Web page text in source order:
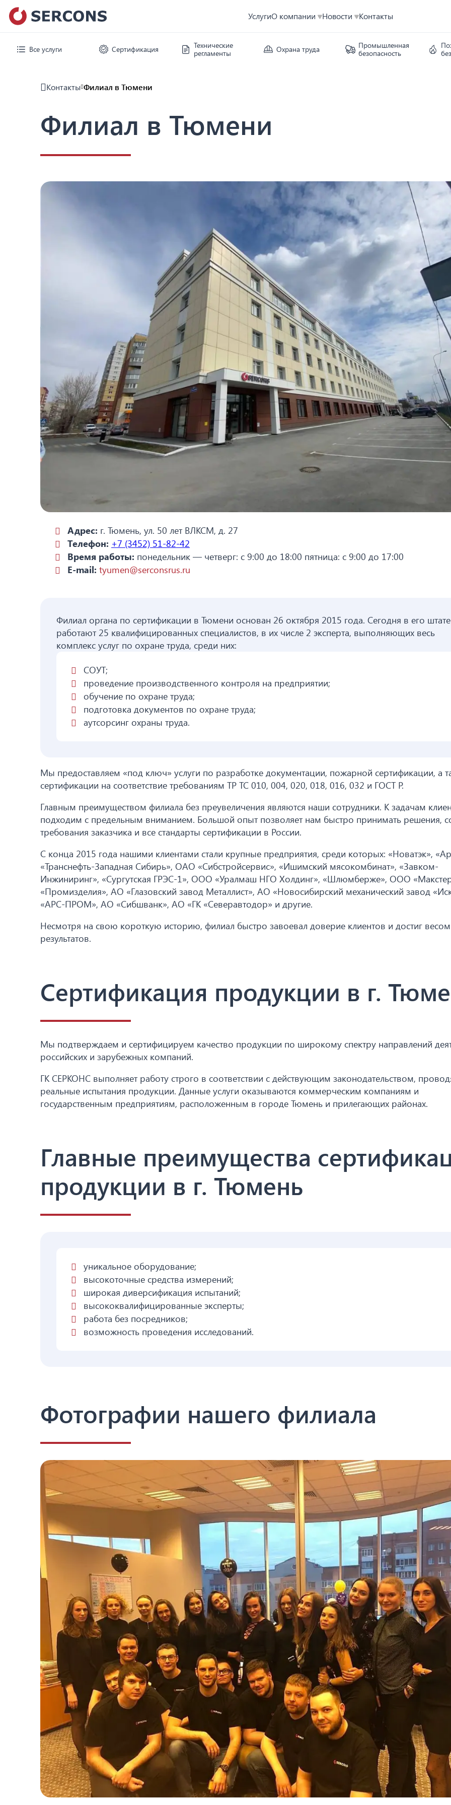
УслугиО компании Новости Контакты
Все услуги Сертификация
Технические
регламенты
Охрана труда
Промышленная
безопасность
Контакты Филиал в Тюмени
Филиал в Тюмени
Адрес: г. Тюмень, ул. 50 лет ВЛКСМ, д. 27
Телефон: +7 (3452) 51-82-42
Время работы: понедельник — четверг: с 9:00 до 18:00 пятница: с 9:00 до 17:00
E-mail: tyumen@serconsrus.ru
Филиал органа по сертификации в Тюмени основан 26 октября 2015 года. Сегодня в его штате
работают 25 квалифицированных специалистов, в их числе 2 эксперта, выполняющих весь
комплекс услуг по охране труда, среди них:
СОУТ;
проведение производственного контроля на предприятии;
обучение по охране труда;
подготовка документов по охране труда;
аутсорсинг охраны труда.
Мы предоставляем «под ключ» услуги по разработке документации, пожарной сертификации, а
сертификации на соответствие требованиям ТР ТС 010, 004, 020, 018, 016, 032 и ГОСТ Р.
Главным преимуществом филиала без преувеличения являются наши сотрудники. К задачам
подходим с предельным вниманием. Большой опыт позволяет нам быстро принимать решения,
требования заказчика и все стандарты сертификации в России.
С конца 2015 года нашими клиентами стали крупные предприятия, среди которых: «Новатэк»,
«Транснефть-Западная Сибирь», ОАО «Сибстройсервис», «Ишимский мясокомбинат», «Завком-
Инжиниринг», «Сургутская ГРЭС-1», ООО «Уралмаш НГО Холдинг», «Шлюмберже», ООО
«Промизделия», АО «Глазовский завод Металлист», АО «Новосибирский механический завод
«АРС-ПРОМ», АО «Сибшванк», АО «ГК «Северавтодор» и другие.
Несмотря на свою короткую историю, филиал быстро завоевал доверие клиентов и достиг
результатов.
Сертификация продукции в г.
Мы подтверждаем и сертифицируем качество продукции по широкому спектру направлений
российских и зарубежных компаний.
ГК СЕРКОНС выполняет работу строго в соответствии с действующим законодательством,
реальные испытания продукции. Данные услуги оказываются коммерческим компаниям и
государственным предприятиям, расположенным в городе Тюмень и прилегающих районах.
Главные преимущества
продукции в г. Тюмень
уникальное оборудование;
высокоточные средства измерений;
широкая диверсификация испытаний;
высококвалифицированные эксперты;
работа без посредников;
возможность проведения исследований.
Фотографии нашего филиала